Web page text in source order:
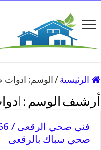
الرئيسية / الوسم: ادوات
أرشيف الوسم :
صحي سباك بالرقعى